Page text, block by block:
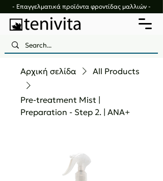
- Επαγγελματικά προϊόντα φροντίδας μαλλιών -
Αρχική σελίδα All Products
Pre-treatment Mist |
Preparation - Step 2. | ANA+